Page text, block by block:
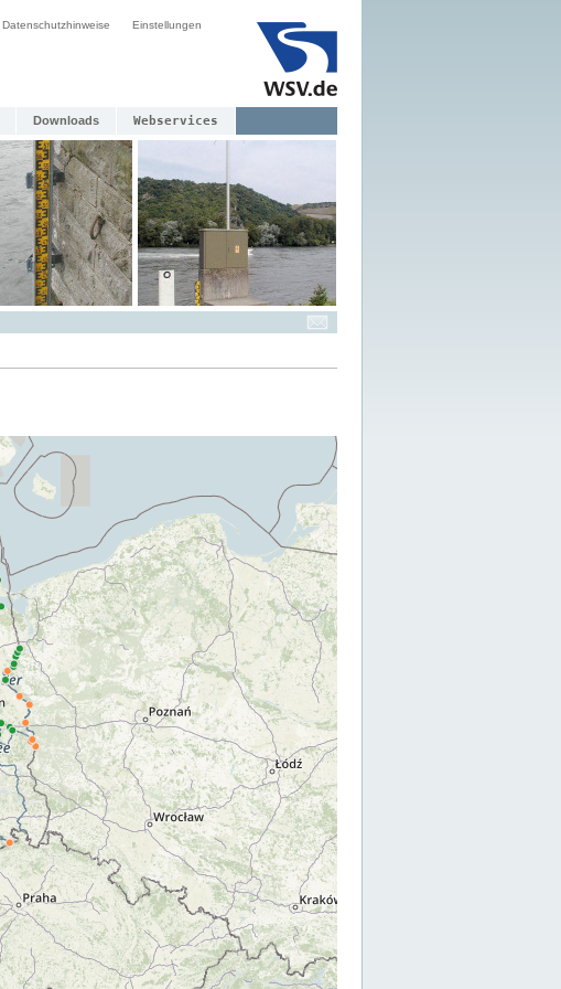
Datenschutzhinweise Einstellungen
Downloads Webservices